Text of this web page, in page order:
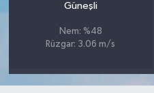
Güneşli
Nem: %48
Rüzgar: 3.06 m/s